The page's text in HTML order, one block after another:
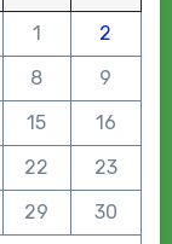
1
2
8
9
15
16
22
23
29
30